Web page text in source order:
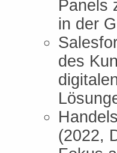
Panels
in der
des
(2022,